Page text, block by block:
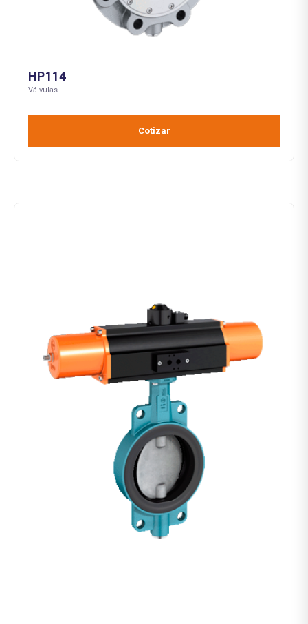
HP114
Válvulas
Cotizar